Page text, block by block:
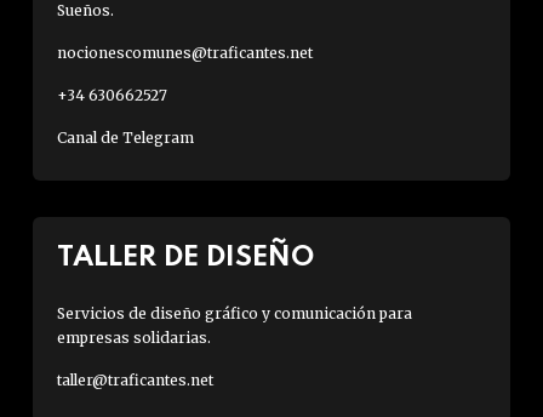
Sueños.
nocionescomunes@traficantes.net
+34 630662527
Canal de Telegram
TALLER DE DISEÑO
Servicios de diseño gráfico y comunicación para
empresas solidarias.
taller@traficantes.net